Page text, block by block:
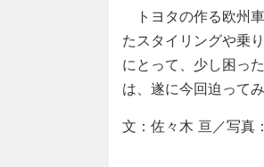
トヨタの作る欧州
たスタイリングや乗
にとって、少し困っ
は、遂に今回迫ってみ
文：佐々木 亘／写真